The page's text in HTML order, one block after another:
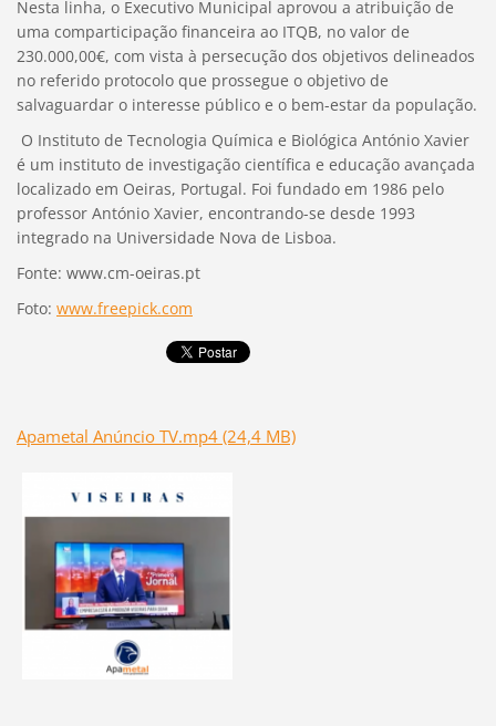
Nesta linha, o Executivo Municipal aprovou a atribuição de
uma comparticipação financeira ao ITQB, no valor de
230.000,00€, com vista à persecução dos objetivos delineados
no referido protocolo que prossegue o objetivo de
salvaguardar o interesse público e o bem-estar da população.
O Instituto de Tecnologia Química e Biológica António Xavier
é um instituto de investigação científica e educação avançada
localizado em Oeiras, Portugal. Foi fundado em 1986 pelo
professor António Xavier, encontrando-se desde 1993
integrado na Universidade Nova de Lisboa.
Fonte: www.cm-oeiras.pt
Foto: www.freepick.com
Apametal Anúncio TV.mp4 (24,4 MB)